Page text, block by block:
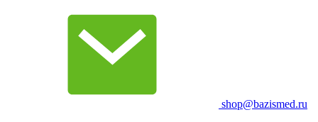
shop@bazismed.ru